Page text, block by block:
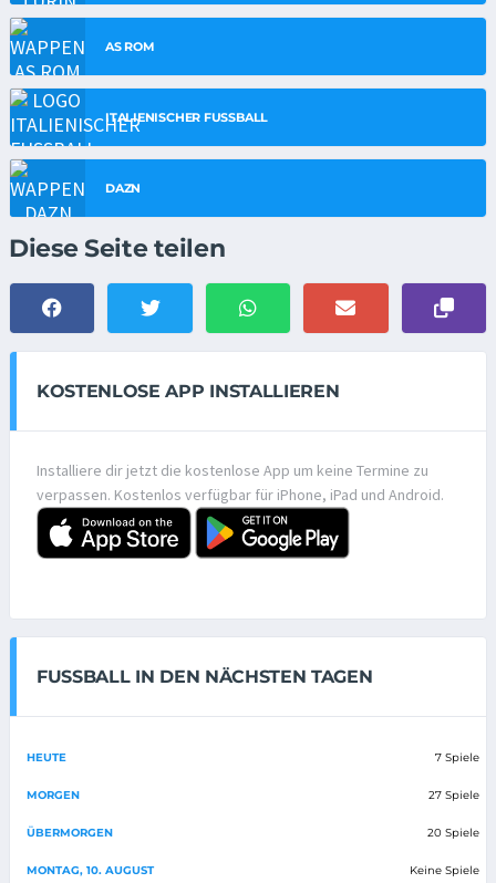
AS ROM
ITALIENISCHER FUSSBALL
DAZN
Diese Seite teilen
KOSTENLOSE APP INSTALLIEREN
Installiere dir jetzt die kostenlose App um keine Termine zu
verpassen. Kostenlos verfügbar für iPhone, iPad und Android.
FUSSBALL IN DEN NÄCHSTEN TAGEN
HEUTE 7 Spiele
MORGEN 27 Spiele
ÜBERMORGEN 20 Spiele
MONTAG, 10. AUGUST Keine Spiele